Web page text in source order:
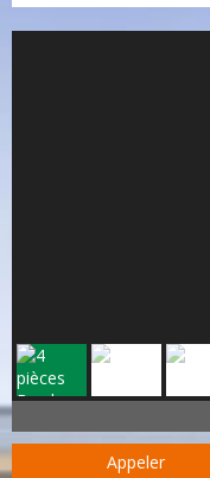
Appeler